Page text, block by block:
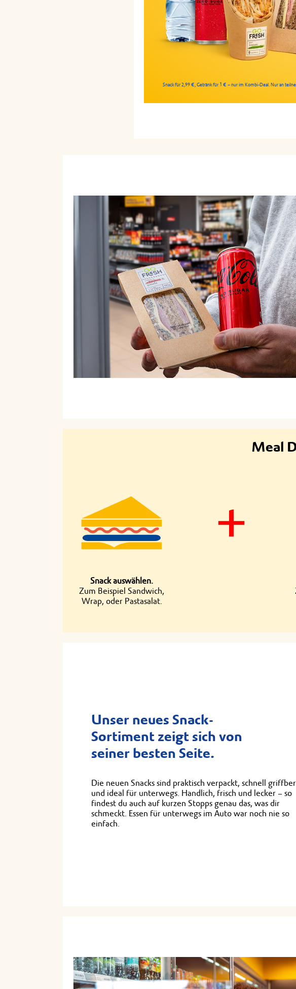
Snack für 2,99 €, Getränk für 1 € – nur im Kombi-Deal. Nur an
Meal
Snack auswählen.
Zum Beispiel Sandwich,
Wrap, oder Pastasalat.
Unser neues Snack-
Sortiment zeigt sich von
seiner besten Seite.
Die neuen Snacks sind praktisch verpackt, schnell
und ideal für unterwegs. Handlich, frisch und lecker – so
findest du auch auf kurzen Stopps genau das, was dir
schmeckt. Essen für unterwegs im Auto war noch nie so
einfach.